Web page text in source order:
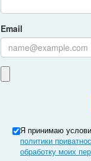
Email
Я принимаю
политики
обработку моих